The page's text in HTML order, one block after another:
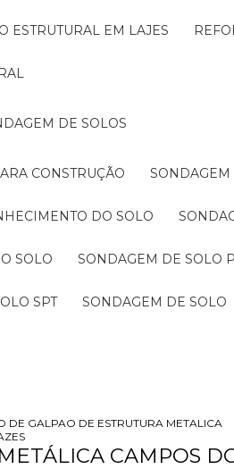
ESTRUTURAL EM LAJES
DE SOLOS
CONSTRUÇÃO
DO SOLO
SOLO SONDAGEM DE SOLO
SPT SONDAGEM DE SOLO
DE GALPAO DE ESTRUTURA METALICA
CAMPOS